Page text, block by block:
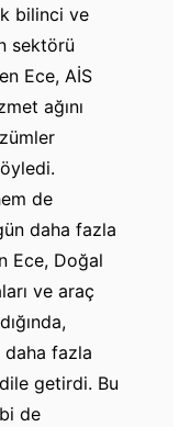
bilinci ve
sektörü
Ece, AİS
ağını
de
daha fazla
Ece, Doğal
ve araç
daha fazla
dile getirdi. Bu
de